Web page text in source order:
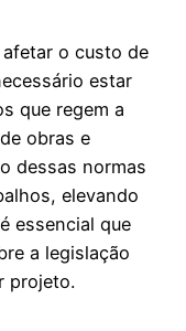
o custo de
estar
que regem a
obras e
dessas normas
elevando
essencial que
a legislação
projeto.